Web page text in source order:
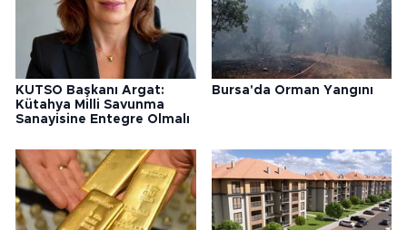
KUTSO Başkanı Argat:
Kütahya Milli Savunma
Sanayisine Entegre Olmalı
Bursa'da Orman Yangını